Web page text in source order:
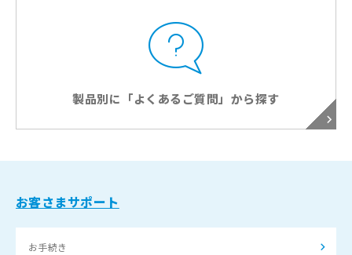
製品別に「よくあるご質問」から探す
お客さまサポート
お手続き